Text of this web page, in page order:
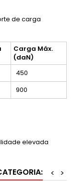
de carga
Carga Máx.
(daN)
450
900
elevada
>
<